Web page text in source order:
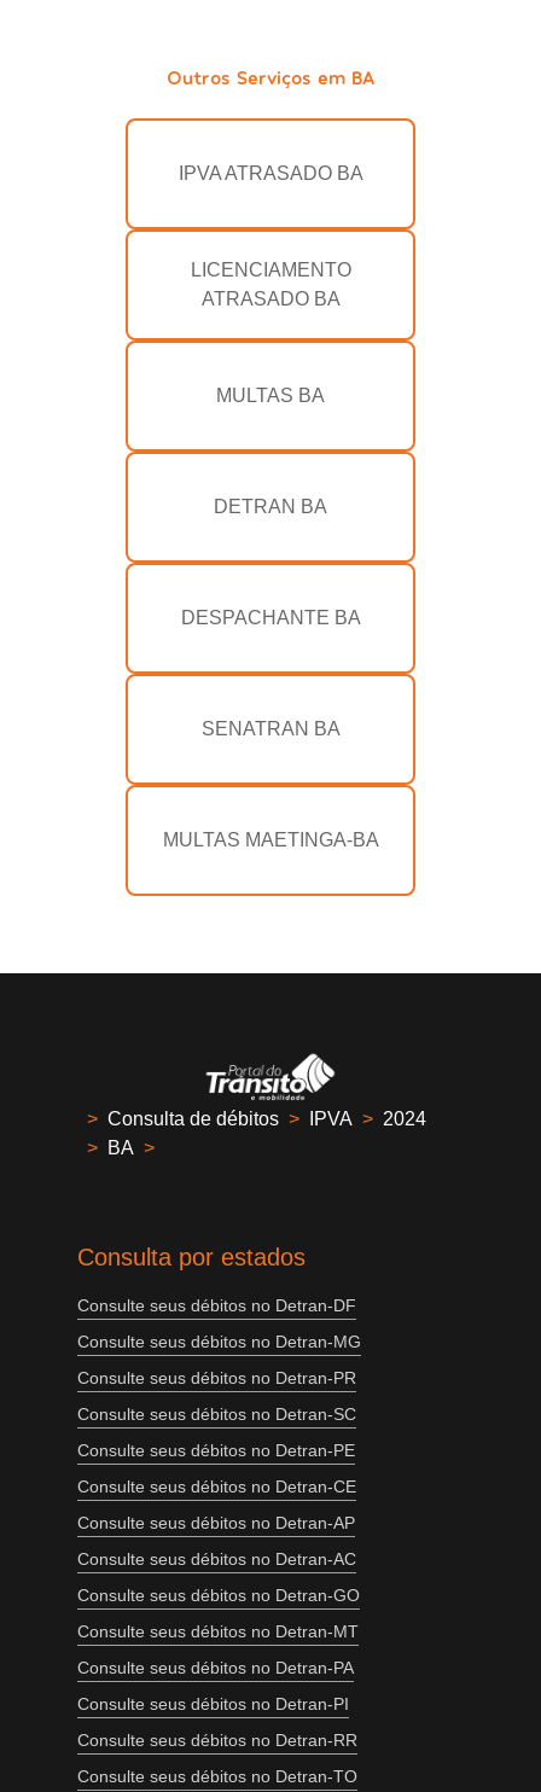
Outros Serviços em BA
IPVA ATRASADO BA
LICENCIAMENTO
ATRASADO BA
MULTAS BA
DETRAN BA
DESPACHANTE BA
SENATRAN BA
MULTAS MAETINGA-BA
> Consulta de débitos > IPVA > 2024
> BA >
Consulta por estados
Consulte seus débitos no Detran-DF
Consulte seus débitos no Detran-MG
Consulte seus débitos no Detran-PR
Consulte seus débitos no Detran-SC
Consulte seus débitos no Detran-PE
Consulte seus débitos no Detran-CE
Consulte seus débitos no Detran-AP
Consulte seus débitos no Detran-AC
Consulte seus débitos no Detran-GO
Consulte seus débitos no Detran-MT
Consulte seus débitos no Detran-PA
Consulte seus débitos no Detran-PI
Consulte seus débitos no Detran-RR
Consulte seus débitos no Detran-TO